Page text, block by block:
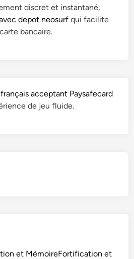
discret et instantané,
depot neosurf qui facilite
bancaire.
acceptant Paysafecard
de jeu fluide.
et MémoireFortification et